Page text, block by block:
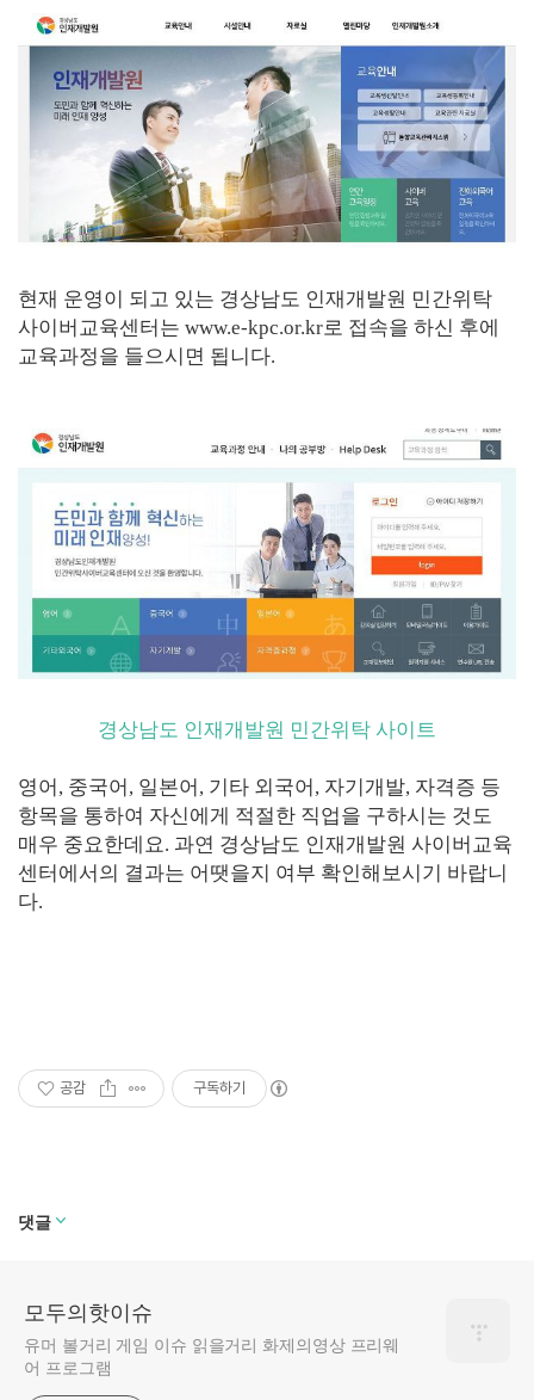
현재 운영이 되고 있는 경상남도 인재개발원 민간위탁
사이버교육센터는 www.e-kpc.or.kr로 접속을 하신 후에
교육과정을 들으시면 됩니다.
경상남도 인재개발원 민간위탁 사이트
영어, 중국어, 일본어, 기타 외국어, 자기개발, 자격증 등
항목을 통하여 자신에게 적절한 직업을 구하시는 것도
매우 중요한데요. 과연 경상남도 인재개발원 사이버교육
센터에서의 결과는 어땟을지 여부 확인해보시기 바랍니
다.
공감 구독하기
댓글
모두의핫이슈
유머 볼거리 게임 이슈 읽을거리 화제의영상 프리웨
어 프로그램